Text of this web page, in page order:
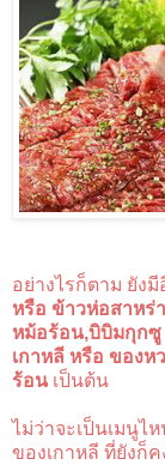
อย่างไรก็ตาม ยัง
หรือ ข้าวห่อสาหร่
หม้อร้อน,บิบิมกุกซู
เกาหลี หรือ ของห
ร้อน เป็นต้น
ไม่ว่าจะเป็นเมนูไ
ของเกาหลี ที่ยังก็